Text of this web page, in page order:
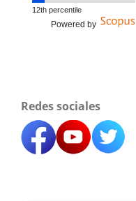
12th percentile
Powered by
Redes sociales